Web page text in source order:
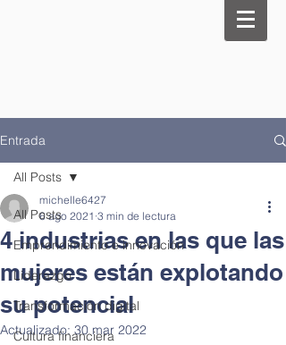
Entrada
All Posts
Emprendimiento e innovación
Liderazgo
Transformación digital
Cultura financiera
All Posts
4 industrias en las que las
mujeres están explotando
su potencial
michelle6427
6 ago 2021 3 min de lectura
Actualizado:30 mar 2022